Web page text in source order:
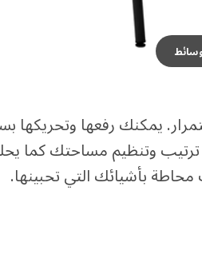
يمكنك رفعها وتحريكها
ترتيب وتنظيم مساحتك كما
بأشيائك التي تحبينها.